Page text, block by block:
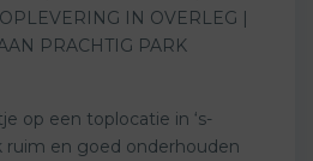
IN OVERLEG |
PRACHTIG PARK
op een toplocatie in ‘s-
ruim en goed onderhouden